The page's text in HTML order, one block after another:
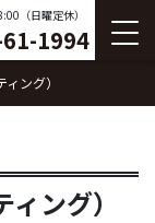
（日曜定休）
1994
ング）
ング）